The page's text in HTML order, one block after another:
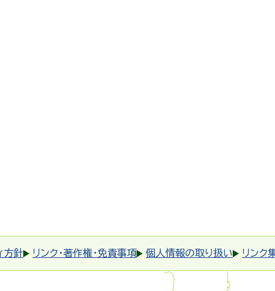
方針 リンク・著作権・免責事項 個人情報の取り扱い リンク